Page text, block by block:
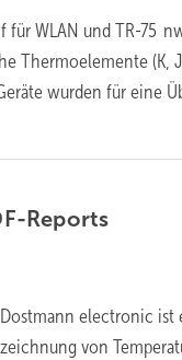
WLAN und TR-75
Thermoelemente (K,
wurden für eine
Reports
electronic ist
von